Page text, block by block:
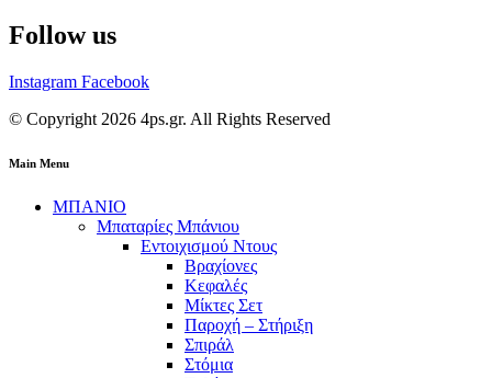
Follow us
Instagram Facebook
© Copyright 2026 4ps.gr. All Rights Reserved
Main Menu
ΜΠΑΝΙΟ
Μπαταρίες Μπάνιου
Εντοιχισμού Ντους
Βραχίονες
Κεφαλές
Μίκτες Σετ
Παροχή – Στήριξη
Σπιράλ
Στόμια